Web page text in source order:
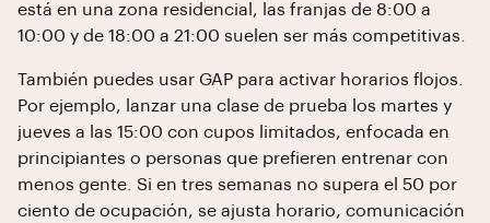
está en una zona residencial, las franjas de 8:00 a
10:00 y de 18:00 a 21:00 suelen ser más competitivas.
También puedes usar GAP para activar horarios flojos.
Por ejemplo, lanzar una clase de prueba los martes y
jueves a las 15:00 con cupos limitados, enfocada en
principiantes o personas que prefieren entrenar con
menos gente. Si en tres semanas no supera el 50 por
ciento de ocupación, se ajusta horario, comunicación